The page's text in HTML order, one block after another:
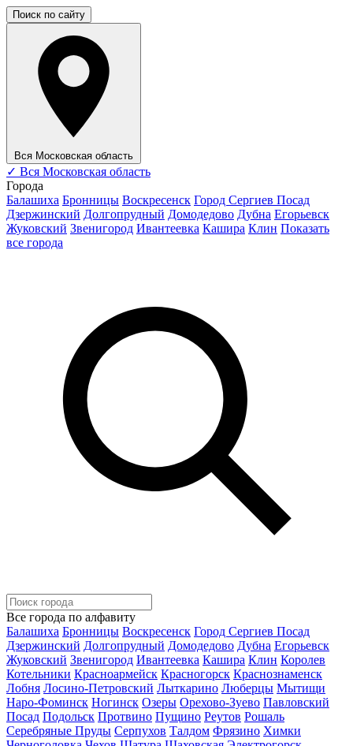
Поиск по сайту
Вся Московская область
✓ Вся Московская область
Города
Балашиха Бронницы Воскресенск Город Сергиев Посад
Дзержинский Долгопрудный Домодедово Дубна Егорьевск
Жуковский Звенигород Ивантеевка Кашира Клин Показать
все города
Все города по алфавиту
Балашиха Бронницы Воскресенск Город Сергиев Посад
Дзержинский Долгопрудный Домодедово Дубна Егорьевск
Жуковский Звенигород Ивантеевка Кашира Клин Королев
Котельники Красноармейск Красногорск Краснознаменск
Лобня Лосино-Петровский Лыткарино Люберцы Мытищи
Наро-Фоминск Ногинск Озеры Орехово-Зуево Павловский
Посад Подольск Протвино Пущино Реутов Рошаль
Серебряные Пруды Серпухов Талдом Фрязино Химки